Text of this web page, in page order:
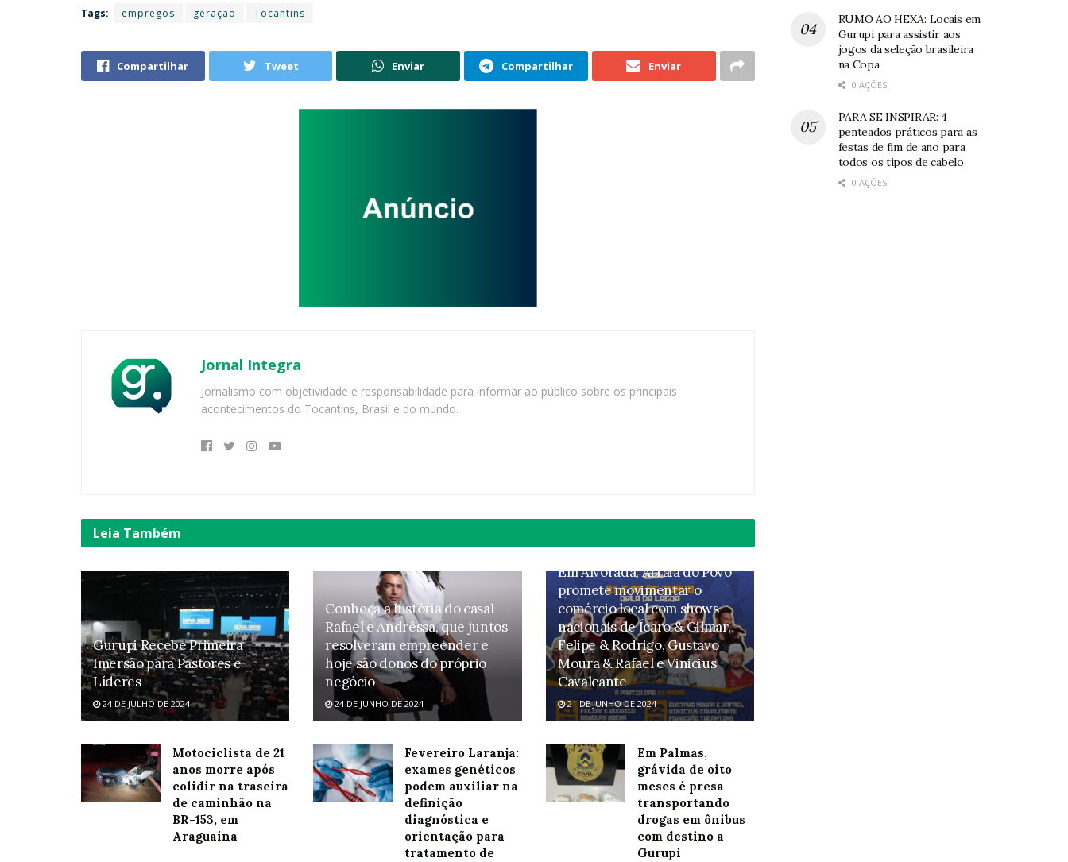
Tags: empregos geração Tocantins
Compartilhar Tweet Enviar Compartilhar Enviar
Jornal Integra
Jornalismo com objetividade e responsabilidade para informar ao público sobre os principais
acontecimentos do Tocantins, Brasil e do mundo.
Leia Também
Gurupi Recebe Primeira
Imersão para Pastores e
Líderes
24 DE JULHO DE 2024
Conheça a história do casal
Rafael e Andrêssa, que juntos
resolveram empreender e
hoje são donos do próprio
negócio
24 DE JUNHO DE 2024
Em Alvorada, Arraiá do Povo
promete movimentar o
comércio local com shows
nacionais de Ícaro & Gilmar,
Felipe & Rodrigo, Gustavo
Moura & Rafael e Vinicius
Cavalcante
21 DE JUNHO DE 2024
Motociclista de 21
anos morre após
colidir na traseira
de caminhão na
BR-153, em
Araguaína
Fevereiro Laranja:
exames genéticos
podem auxiliar na
definição
diagnóstica e
orientação para
tratamento de
Em Palmas,
grávida de oito
meses é presa
transportando
drogas em ônibus
com destino a
Gurupi
RUMO AO HEXA: Locais em
Gurupi para assistir aos
jogos da seleção brasileira
na Copa
0 AÇÕES
PARA SE INSPIRAR: 4
penteados práticos para as
festas de fim de ano para
todos os tipos de cabelo
0 AÇÕES